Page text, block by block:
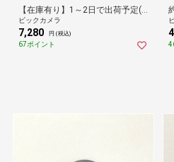
【在庫有り】1～2日で出荷予定(日付指定可)
ビックカメラ
7,280 円 (税込)
67ポイント